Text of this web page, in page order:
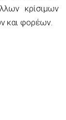
κρίσιμων
και φορέων.